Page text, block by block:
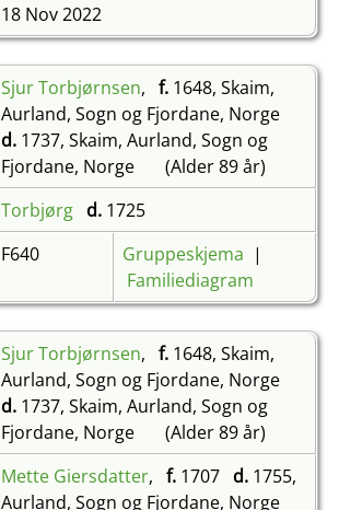
18 Nov 2022
Sjur Torbjørnsen, f.1648, Skaim,
Aurland, Sogn og Fjordane, Norge
d.1737, Skaim, Aurland, Sogn og
Fjordane, Norge
(Alder 89 år)
Torbjørg d.1725
F640 Gruppeskjema |
Familiediagram
Sjur Torbjørnsen, f.1648, Skaim,
Aurland, Sogn og Fjordane, Norge
d.1737, Skaim, Aurland, Sogn og
Fjordane, Norge
(Alder 89 år)
Mette Giersdatter, f.1707 d.1755,
Aurland, Sogn og Fjordane, Norge